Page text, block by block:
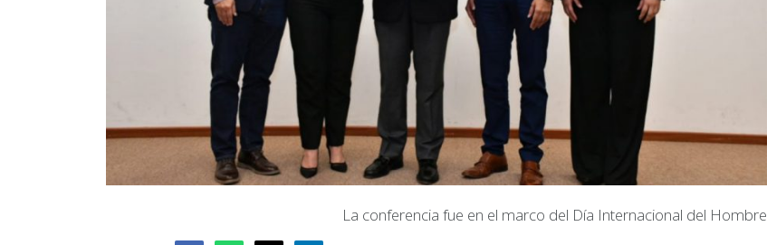
La conferencia fue en el marco del Día Internacional del Hombre